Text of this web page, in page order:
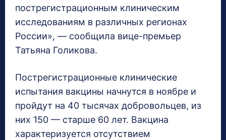
пострегистрационным клиническим
исследованиям в различных регионах
России», — сообщила вице-премьер
Татьяна Голикова.
Пострегистрационные клинические
испытания вакцины начнутся в ноябре и
пройдут на 40 тысячах добровольцев, из
них 150 — старше 60 лет. Вакцина
характеризуется отсутствием